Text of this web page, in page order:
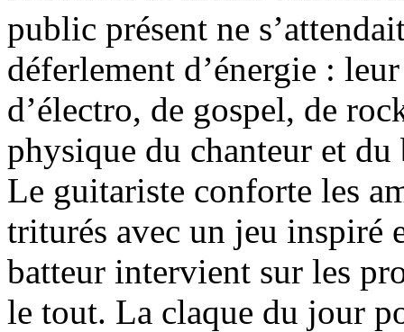
public présent ne
déferlement d’énergie :
d’électro, de gospel, de
physique du chanteur et du
Le guitariste conforte les
triturés avec un jeu inspiré
batteur intervient sur les
le tout. La claque du jour